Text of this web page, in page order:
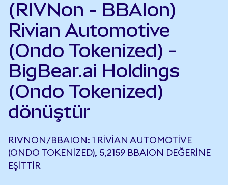
(RIVNon - BBAIon)
Rivian Automotive
(Ondo Tokenized) -
BigBear.ai Holdings
(Ondo Tokenized)
dönüştür
RIVNON/BBAION: 1 RIVIAN AUTOMOTIVE
(ONDO TOKENIZED), 5,2159 BBAION DEĞERINE
EŞITTIR